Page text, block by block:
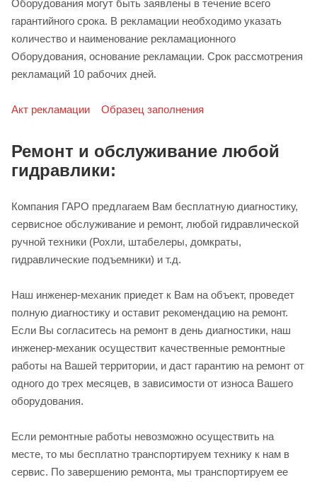
Оборудования могут быть заявлены в течение всего
гарантийного срока. В рекламации необходимо указать
количество и наименование рекламационного
Оборудования, основание рекламации. Срок рассмотрения
рекламаций 10 рабочих дней.
Акт рекламации Образец заполнения
Ремонт и обслуживание любой
гидравлики:
Компания ГАРО предлагаем Вам бесплатную диагностику,
сервисное обслуживание и ремонт, любой гидравлической
ручной техники (Рохли, штабелеры, домкраты,
гидравлические подъемники) и т.д.
Наш инженер-механик приедет к Вам на объект, проведет
полную диагностику и оставит рекомендацию на ремонт.
Если Вы согласитесь на ремонт в день диагностики, наш
инженер-механик осуществит качественные ремонтные
работы на Вашей территории, и даст гарантию на ремонт от
одного до трех месяцев, в зависимости от износа Вашего
оборудования.
Если ремонтные работы невозможно осуществить на
месте, то мы бесплатно транспортируем технику к нам в
сервис. По завершению ремонта, мы транспортируем ее